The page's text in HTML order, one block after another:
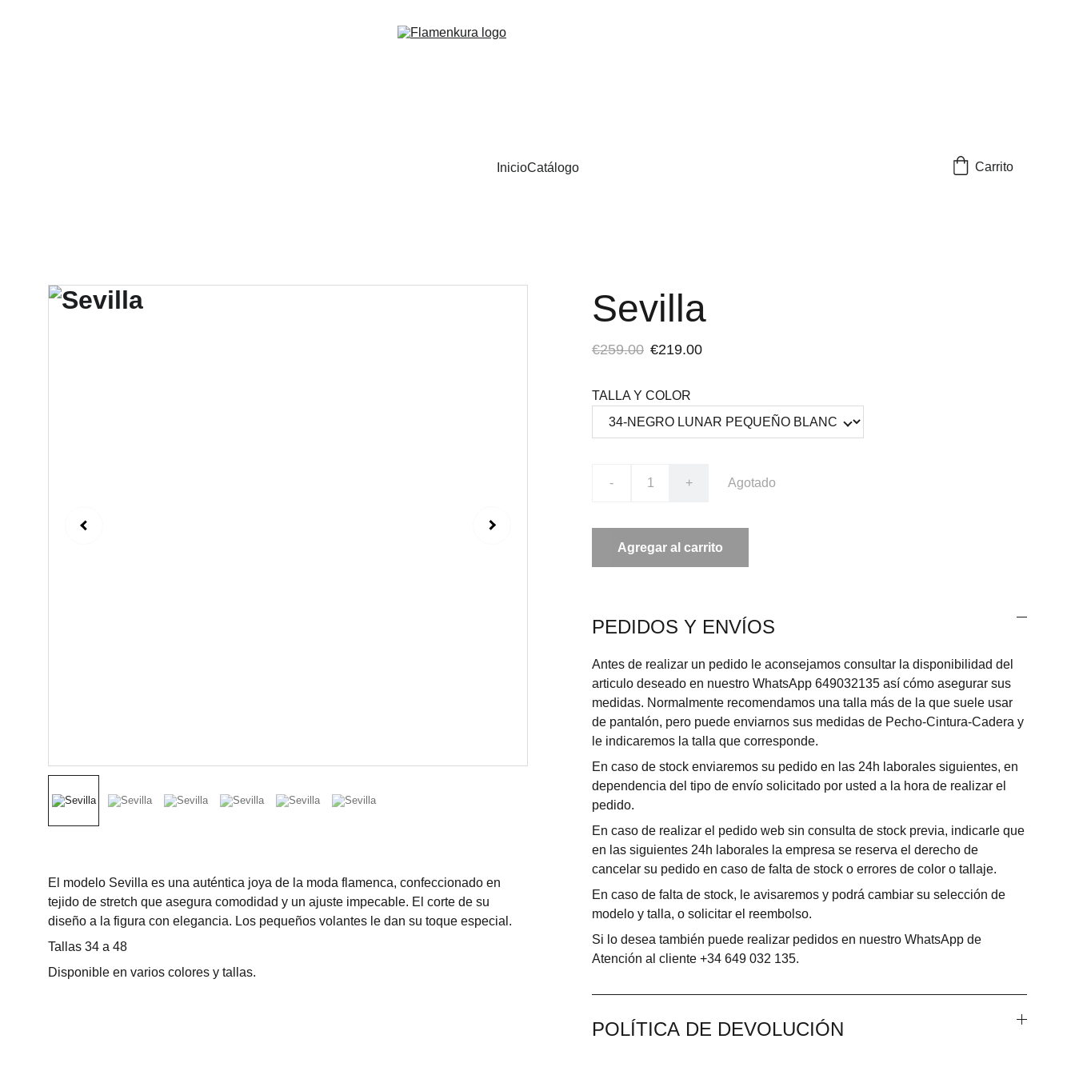
InicioCatálogo Carrito
El modelo Sevilla es una auténtica joya de la moda flamenca, confeccionado en
tejido de stretch que asegura comodidad y un ajuste impecable. El corte de su
diseño a la figura con elegancia. Los pequeños volantes le dan su toque especial.
Tallas 34 a 48
Disponible en varios colores y tallas.
Sevilla
€259.00 €219.00
TALLA Y COLOR
- + Agotado
Agregar al carrito
PEDIDOS Y ENVÍOS
Antes de realizar un pedido le aconsejamos consultar la disponibilidad del
articulo deseado en nuestro WhatsApp 649032135 así cómo asegurar sus
medidas. Normalmente recomendamos una talla más de la que suele usar
de pantalón, pero puede enviarnos sus medidas de Pecho-Cintura-Cadera y
le indicaremos la talla que corresponde.
En caso de stock enviaremos su pedido en las 24h laborales siguientes, en
dependencia del tipo de envío solicitado por usted a la hora de realizar el
pedido.
En caso de realizar el pedido web sin consulta de stock previa, indicarle que
en las siguientes 24h laborales la empresa se reserva el derecho de
cancelar su pedido en caso de falta de stock o errores de color o tallaje.
En caso de falta de stock, le avisaremos y podrá cambiar su selección de
modelo y talla, o solicitar el reembolso.
Si lo desea también puede realizar pedidos en nuestro WhatsApp de
Atención al cliente +34 649 032 135.
POLÍTICA DE DEVOLUCIÓN